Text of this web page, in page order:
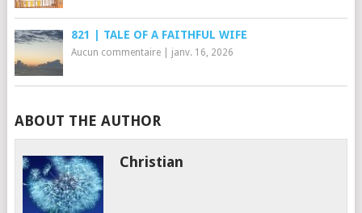
821 | TALE OF A FAITHFUL WIFE
Aucun commentaire| janv. 16, 2026
ABOUT THE AUTHOR
Christian